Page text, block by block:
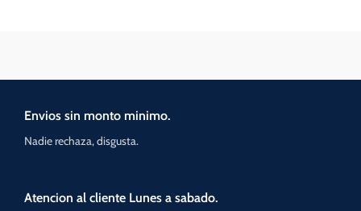
Envios sin monto minimo.
Nadie rechaza, disgusta.
Atencion al cliente Lunes a sabado.